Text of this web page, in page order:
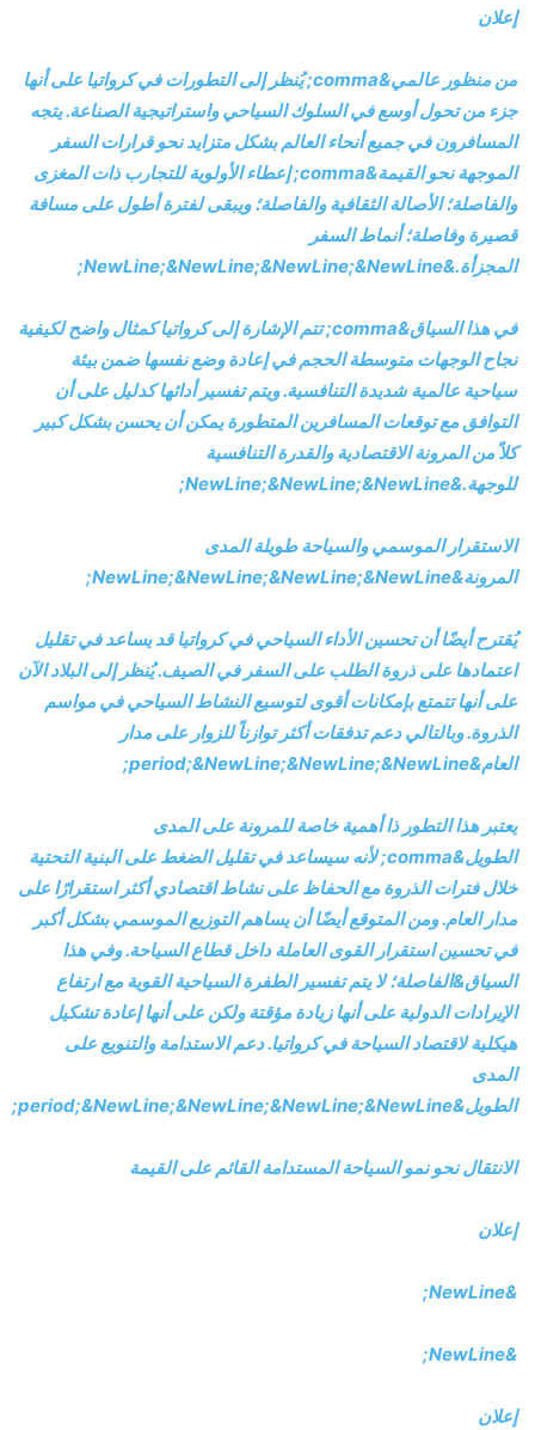
إعلان
من منظور عالمي&comma; يُنظر إلى التطورات في كرواتيا على أنها
جزء من تحول أوسع في السلوك السياحي واستراتيجية الصناعة. يتجه
المسافرون في جميع أنحاء العالم بشكل متزايد نحو قرارات السفر
الموجهة نحو القيمة&comma; إعطاء الأولوية للتجارب ذات المغزى
والفاصلة؛ الأصالة الثقافية والفاصلة؛ ويبقى لفترة أطول على مسافة
قصيرة وفاصلة؛ أنماط السفر
المجزأة.&NewLine;&NewLine;&NewLine;&NewLine;
في هذا السياق&comma; تتم الإشارة إلى كرواتيا كمثال واضح لكيفية
نجاح الوجهات متوسطة الحجم في إعادة وضع نفسها ضمن بيئة
سياحية عالمية شديدة التنافسية. ويتم تفسير أدائها كدليل على أن
التوافق مع توقعات المسافرين المتطورة يمكن أن يحسن بشكل كبير
كلاً من المرونة الاقتصادية والقدرة التنافسية
للوجهة.&NewLine;&NewLine;&NewLine;
الاستقرار الموسمي والسياحة طويلة المدى
المرونة&NewLine;&NewLine;&NewLine;&NewLine;
يُقترح أيضًا أن تحسين الأداء السياحي في كرواتيا قد يساعد في تقليل
اعتمادها على ذروة الطلب على السفر في الصيف. يُنظر إلى البلاد الآن
على أنها تتمتع بإمكانات أقوى لتوسيع النشاط السياحي في مواسم
الذروة. وبالتالي دعم تدفقات أكثر توازناً للزوار على مدار
العام&period;&NewLine;&NewLine;&NewLine;
يعتبر هذا التطور ذا أهمية خاصة للمرونة على المدى
الطويل&comma; لأنه سيساعد في تقليل الضغط على البنية التحتية
خلال فترات الذروة مع الحفاظ على نشاط اقتصادي أكثر استقرارًا على
مدار العام. ومن المتوقع أيضًا أن يساهم التوزيع الموسمي بشكل أكبر
في تحسين استقرار القوى العاملة داخل قطاع السياحة. وفي هذا
السياق&الفاصلة؛ لا يتم تفسير الطفرة السياحية القوية مع ارتفاع
الإيرادات الدولية على أنها زيادة مؤقتة ولكن على أنها إعادة تشكيل
هيكلية لاقتصاد السياحة في كرواتيا. دعم الاستدامة والتنويع على
المدى
الطويل&period;&NewLine;&NewLine;&NewLine;&NewLine;
الانتقال نحو نمو السياحة المستدامة القائم على القيمة
إعلان
&NewLine;
&NewLine;
إعلان